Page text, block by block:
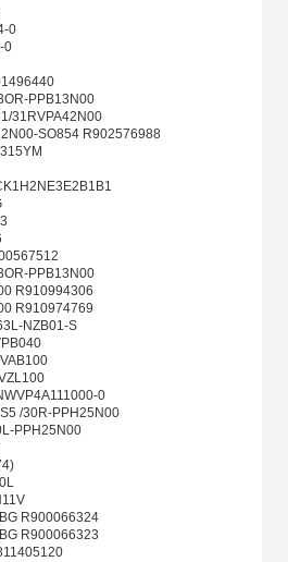
0
0
PPB13N00
31RVPA42N00
SO854 R902576988
PPB13N00
R910994306
R910974769
NZB01-S
0
/30R-PPH25N00
PPH25N00
R900066324
R900066323